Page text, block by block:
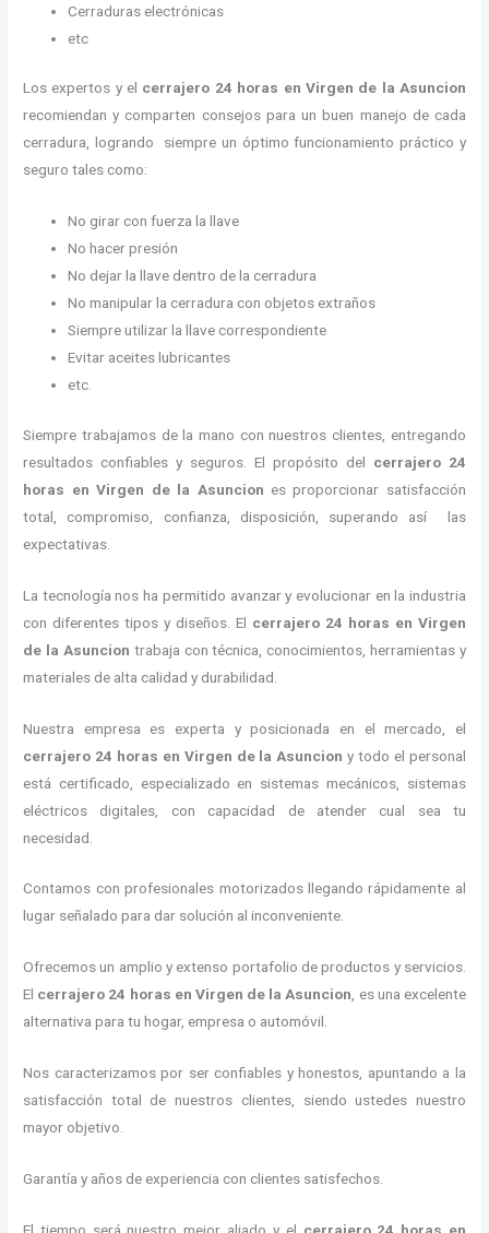
Cerraduras electrónicas
etc
Los expertos y el cerrajero 24 horas en Virgen de la Asuncion
recomiendan y comparten consejos para un buen manejo de cada
cerradura, logrando siempre un óptimo funcionamiento práctico y
seguro tales como:
No girar con fuerza la llave
No hacer presión
No dejar la llave dentro de la cerradura
No manipular la cerradura con objetos extraños
Siempre utilizar la llave correspondiente
Evitar aceites lubricantes
etc.
Siempre trabajamos de la mano con nuestros clientes, entregando
resultados confiables y seguros. El propósito del cerrajero 24
horas en Virgen de la Asuncion es proporcionar satisfacción
total, compromiso, confianza, disposición, superando así las
expectativas.
La tecnología nos ha permitido avanzar y evolucionar en la industria
con diferentes tipos y diseños. El cerrajero 24 horas en Virgen
de la Asuncion trabaja con técnica, conocimientos, herramientas y
materiales de alta calidad y durabilidad.
Nuestra empresa es experta y posicionada en el mercado, el
cerrajero 24 horas en Virgen de la Asuncion y todo el personal
está certificado, especializado en sistemas mecánicos, sistemas
eléctricos digitales, con capacidad de atender cual sea tu
necesidad.
Contamos con profesionales motorizados llegando rápidamente al
lugar señalado para dar solución al inconveniente.
Ofrecemos un amplio y extenso portafolio de productos y servicios.
El cerrajero 24 horas en Virgen de la Asuncion, es una excelente
alternativa para tu hogar, empresa o automóvil.
Nos caracterizamos por ser confiables y honestos, apuntando a la
satisfacción total de nuestros clientes, siendo ustedes nuestro
mayor objetivo.
Garantía y años de experiencia con clientes satisfechos.